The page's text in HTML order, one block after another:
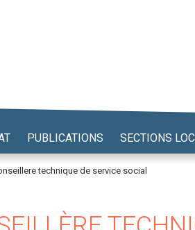
PUBLICATIONS SECTIONS
technique de service social